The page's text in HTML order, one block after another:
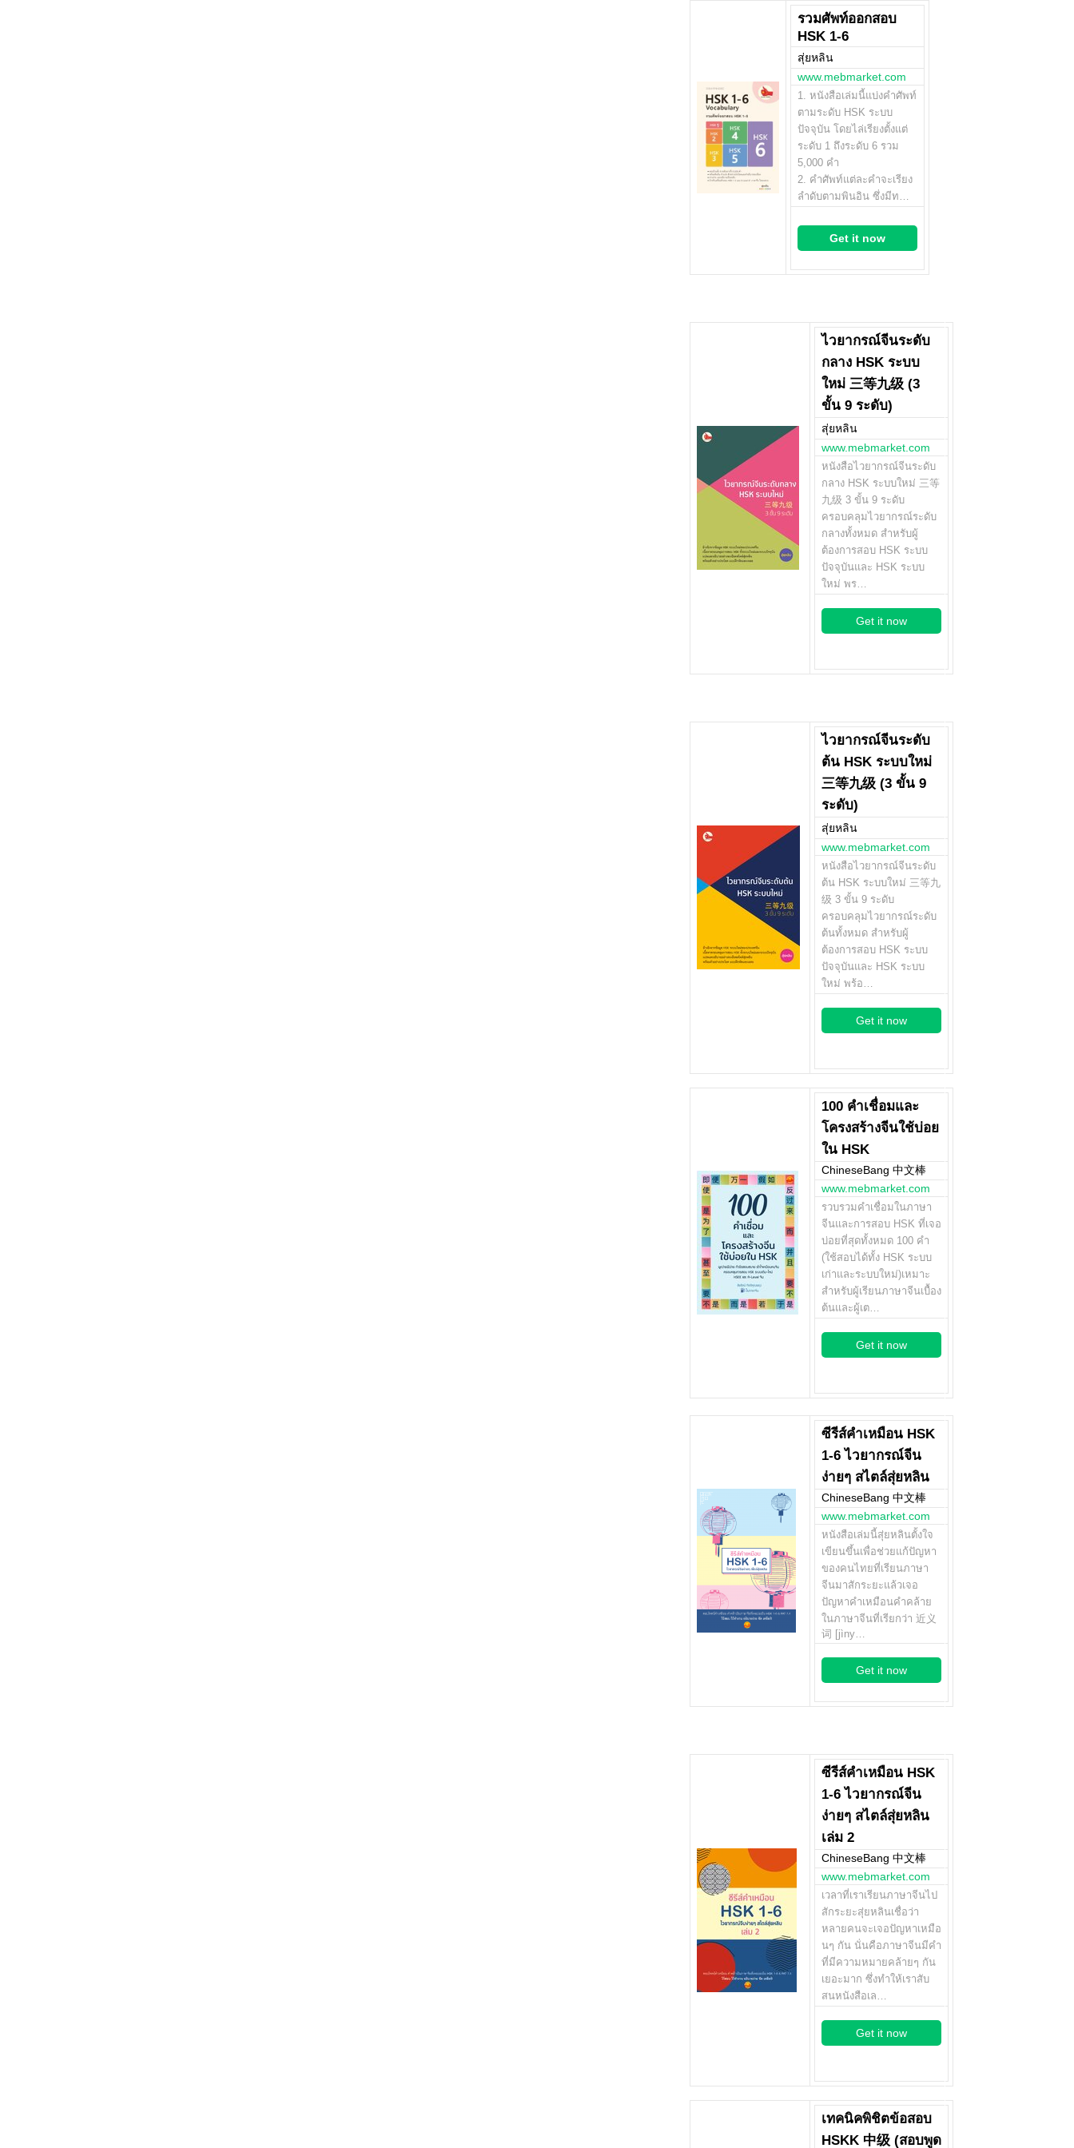
รวมศัพท์ออกสอบ
HSK 1-6
สุ่ยหลิน
www.mebmarket.com
1. หนังสือเล่มนี้แบ่งคำศัพท์
ตามระดับ HSK ระบบ
ปัจจุบัน โดยไล่เรียงตั้งแต่
ระดับ 1 ถึงระดับ 6 รวม
5,000 คำ
2. คำศัพท์แต่ละคำจะเรียง
ลำดับตามพินอิน ซึ่งมีท…
Get it now
ไวยากรณ์จีนระดับ
กลาง HSK ระบบ
ใหม่ 三等九级 (3
ขั้น 9 ระดับ)
สุ่ยหลิน
www.mebmarket.com
หนังสือไวยากรณ์จีนระดับ
กลาง HSK ระบบใหม่ 三等
九级 3 ขั้น 9 ระดับ
ครอบคลุมไวยากรณ์ระดับ
กลางทั้งหมด สำหรับผู้
ต้องการสอบ HSK ระบบ
ปัจจุบันและ HSK ระบบ
ใหม่ พร…
Get it now
ไวยากรณ์จีนระดับ
ต้น HSK ระบบใหม่
三等九级 (3 ขั้น 9
ระดับ)
สุ่ยหลิน
www.mebmarket.com
หนังสือไวยากรณ์จีนระดับ
ต้น HSK ระบบใหม่ 三等九
级 3 ขั้น 9 ระดับ
ครอบคลุมไวยากรณ์ระดับ
ต้นทั้งหมด สำหรับผู้
ต้องการสอบ HSK ระบบ
ปัจจุบันและ HSK ระบบ
ใหม่ พร้อ…
Get it now
100 คำเชื่อมและ
โครงสร้างจีนใช้บ่อย
ใน HSK
ChineseBang 中文棒
www.mebmarket.com
รวบรวมคำเชื่อมในภาษา
จีนและการสอบ HSK ที่เจอ
บ่อยที่สุดทั้งหมด 100 คำ
(ใช้สอบได้ทั้ง HSK ระบบ
เก่าและระบบใหม่)เหมาะ
สำหรับผู้เรียนภาษาจีนเบื้อง
ต้นและผู้เต…
Get it now
ซีรีส์คำเหมือน HSK
1-6 ไวยากรณ์จีน
ง่ายๆ สไตล์สุ่ยหลิน
ChineseBang 中文棒
www.mebmarket.com
หนังสือเล่มนี้สุ่ยหลินตั้งใจ
เขียนขึ้นเพื่อช่วยแก้ปัญหา
ของคนไทยที่เรียนภาษา
จีนมาสักระยะแล้วเจอ
ปัญหาคำเหมือนคำคล้าย
ในภาษาจีนที่เรียกว่า 近义
词 [jìny…
Get it now
ซีรีส์คำเหมือน HSK
1-6 ไวยากรณ์จีน
ง่ายๆ สไตล์สุ่ยหลิน
เล่ม 2
ChineseBang 中文棒
www.mebmarket.com
เวลาที่เราเรียนภาษาจีนไป
สักระยะสุ่ยหลินเชื่อว่า
หลายคนจะเจอปัญหาเหมือ
นๆ กัน นั่นคือภาษาจีนมีคำ
ที่มีความหมายคล้ายๆ กัน
เยอะมาก ซึ่งทำให้เราสับ
สนหนังสือเล…
Get it now
เทคนิคพิชิตข้อสอบ
HSKK 中级 (สอบพูด